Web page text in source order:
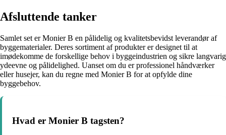
Afsluttende tanker
Samlet set er Monier B en pålidelig og kvalitetsbevidst leverandør af
byggematerialer. Deres sortiment af produkter er designet til at
imødekomme de forskellige behov i byggeindustrien og sikre langvarig
ydeevne og pålidelighed. Uanset om du er professionel håndværker
eller husejer, kan du regne med Monier B for at opfylde dine
byggebehov.
Hvad er Monier B tagsten?